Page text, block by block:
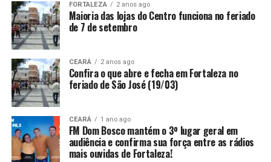
FORTALEZA 2 anos ago
Maioria das lojas do Centro funciona no feriado
de 7 de setembro
CEARÁ 2 anos ago
Confira o que abre e fecha em Fortaleza no
feriado de São José (19/03)
CEARÁ 1 ano ago
FM Dom Bosco mantém o 3º lugar geral em
audiência e confirma sua força entre as rádios
mais ouvidas de Fortaleza!